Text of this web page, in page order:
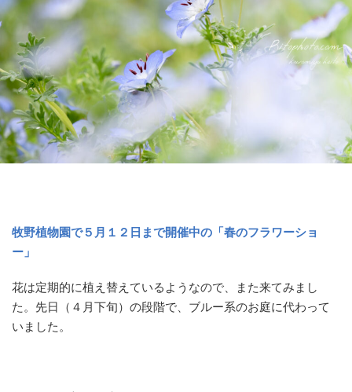
牧野植物園で５月１２日まで開催中の「春のフラワーショ
ー」
花は定期的に植え替えているようなので、また来てみまし
た。先日（４月下旬）の段階で、ブルー系のお庭に代わって
いました。